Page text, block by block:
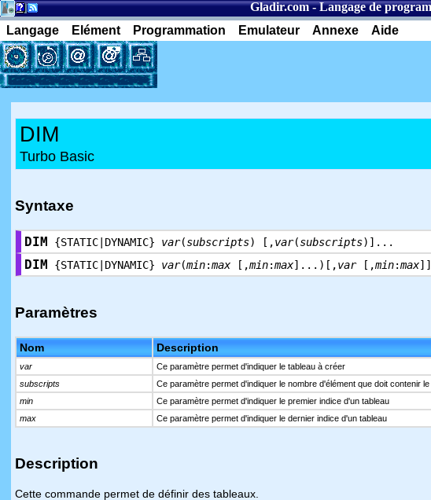
Gladir.com-Langage de
Langage
Elément Programmation Emulateur Annexe Aide
DIM
Turbo Basic
Syntaxe
DIM {STATIC|DYNAMIC} var(subscripts) [,var(subscripts)]...
DIM {STATIC|DYNAMIC} var(min:max [,min:max]...)[,var[,min:max
Paramètres
Nom Description
var
Ce paramètre permet d'indiquer le tableau à créer
subscripts
Ce paramètre permet d'indiquer le nombre d'élément que doit contenir le
min
Ce paramètre permet d'indiquer le premier indice d'un tableau
max
Ce paramètre permet d'indiquer le dernier indice d'un tableau
Description
Cette commande permet de définir des tableaux.